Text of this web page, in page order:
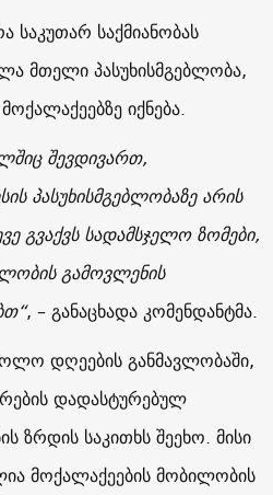
საკუთარ საქმიანობას
მთელი პასუხისმგებლობა,
იქნება.
შევდივართ,
პასუხისმგებლობაზე არის
გვაქვს სადამსჯელო ზომები,
გამოვლენის
, – განაცხადა კომენდანტმა.
დღეების განმავლობაში,
დადასტურებულ
ზრდის საკითხს შეეხო. მისი
მოქალაქეების მობილობის